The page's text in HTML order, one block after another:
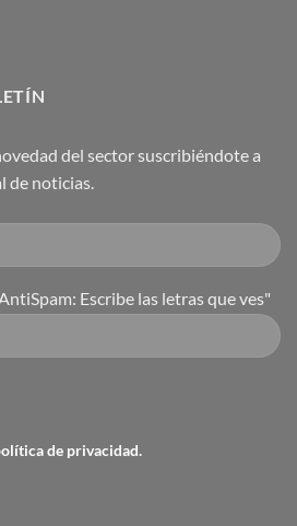
del sector suscribiéndote a
de noticias.
Escribe las letras que ves"
de privacidad.